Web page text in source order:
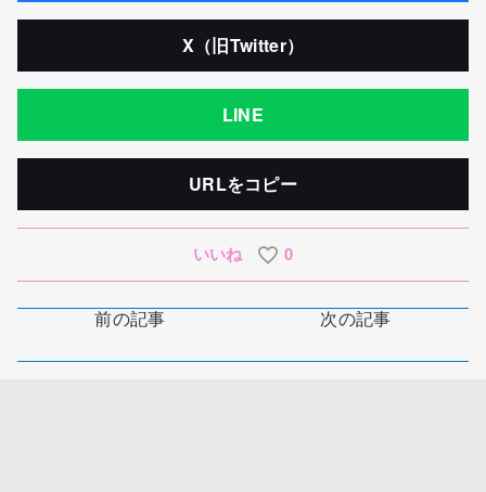
X（旧Twitter）
LINE
URLをコピー
いいね 0
前の記事 次の記事